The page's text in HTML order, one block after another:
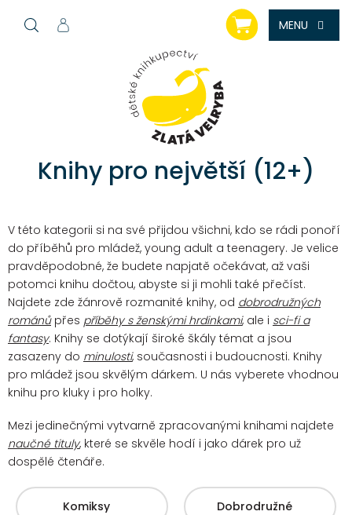
NÁKUPNÍ
KOŠÍK
Knihy pro největší (12+)
V této kategorii si na své přijdou všichni, kdo se rádi ponoří
do příběhů pro mládež, young adult a teenagery. Je velice
pravděpodobné, že budete napjatě očekávat, až vaši
potomci knihu dočtou, abyste si ji mohli také přečíst.
Najdete zde žánrově rozmanité knihy, od dobrodružných
románůpřes příběhy s ženskými hrdinkami, ale i sci-fi a
fantasy. Knihy se dotýkají široké škály témat a jsou
zasazeny do minulosti, současnosti i budoucnosti. Knihy
pro mládež jsou skvělým dárkem. U nás vyberete vhodnou
knihu pro kluky i pro holky.
Mezi jedinečnými vytvarně zpracovanými knihami najdete
naučné tituly, které se skvěle hodí i jako dárek pro už
dospělé čtenáře.
Komiksy Dobrodružné